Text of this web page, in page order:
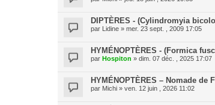
DIPTÈRES - (Cylindromyia
par Lidine » mer. 23 sept. , 2009 17:05
HYMÉNOPTÈRES - (Formica
par Hospiton » dim. 07 déc. , 2025 17:07
HYMÉNOPTÈRES – Nomade de
par Michi » ven. 12 juin , 2026 11:02